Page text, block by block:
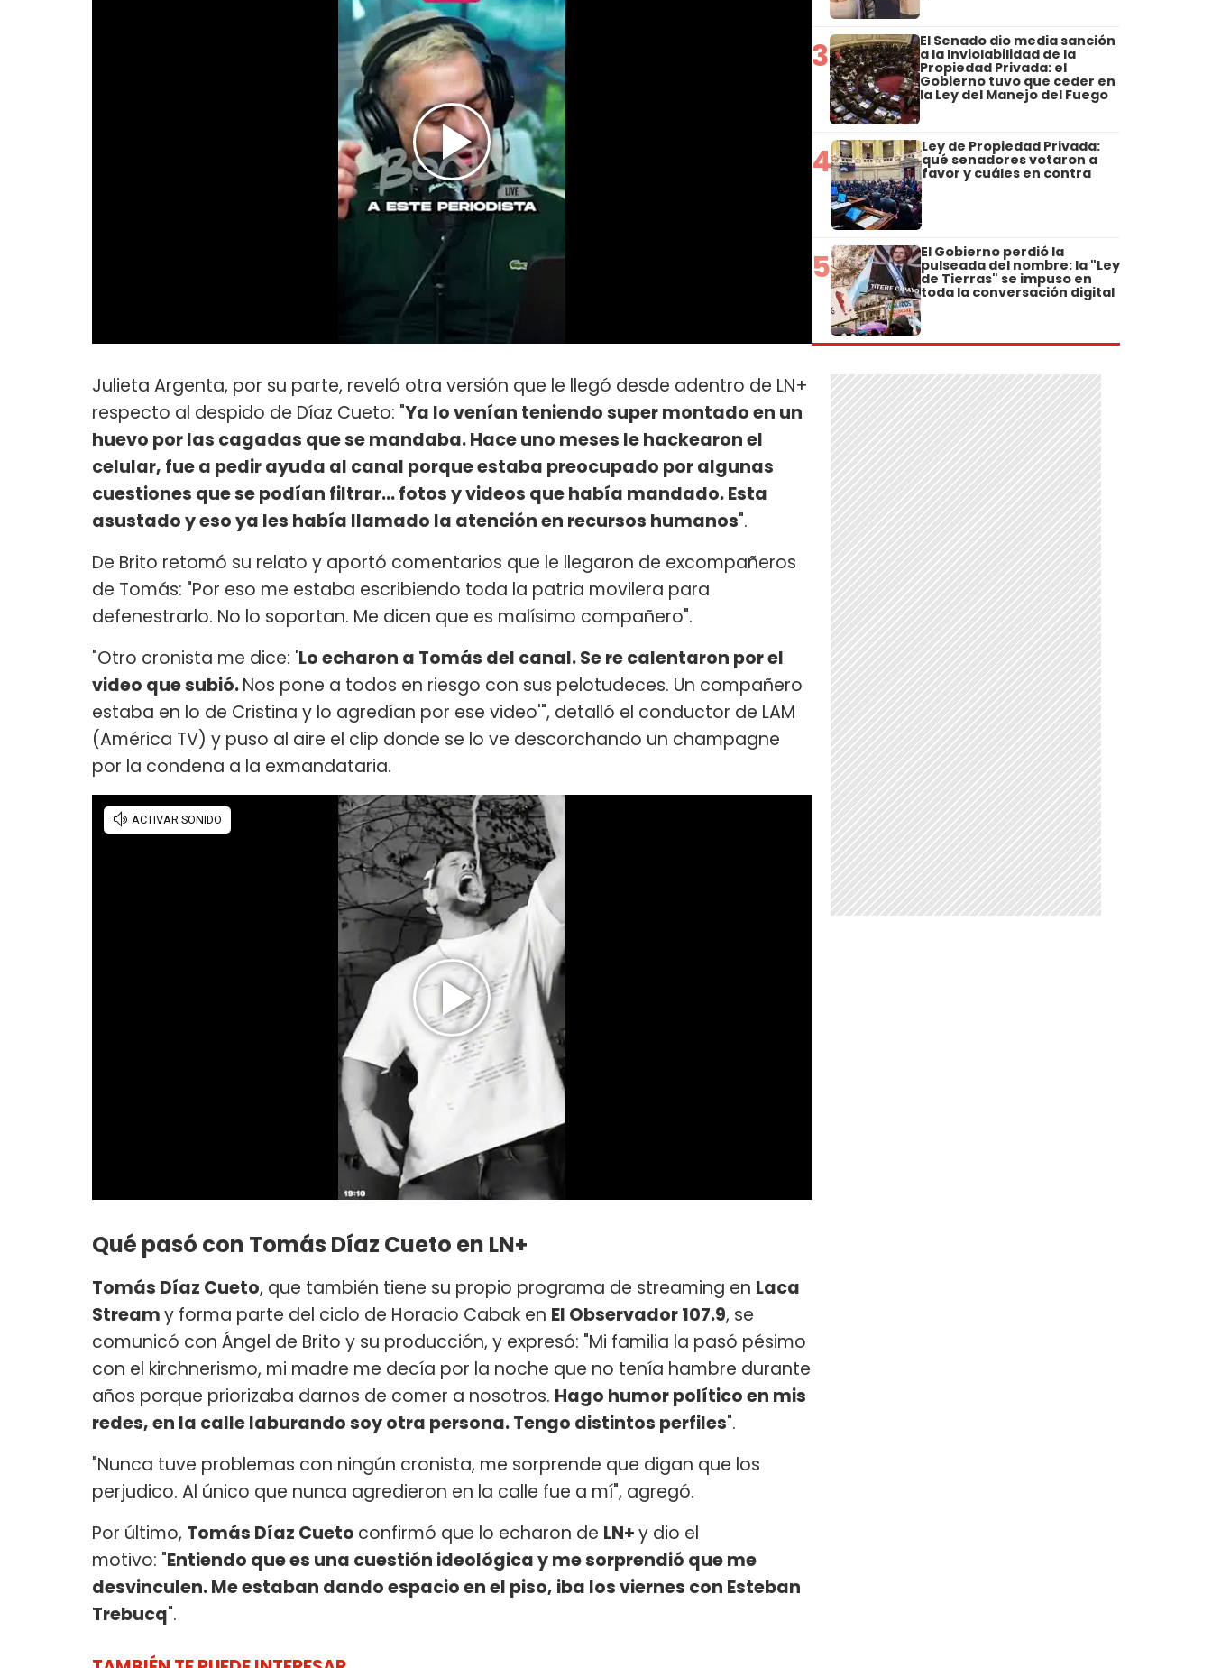
Julieta Argenta, por su parte, reveló otra versión que le llegó desde adentro de LN+
respecto al despido de Díaz Cueto: "Ya lo venían teniendo super montado en un
huevo por las cagadas que se mandaba. Hace uno meses le hackearon el
celular, fue a pedir ayuda al canal porque estaba preocupado por algunas
cuestiones que se podían filtrar... fotos y videos que había mandado. Esta
asustado y eso ya les había llamado la atención en recursos humanos".
De Brito retomó su relato y aportó comentarios que le llegaron de excompañeros
de Tomás: "Por eso me estaba escribiendo toda la patria movilera para
defenestrarlo. No lo soportan. Me dicen que es malísimo compañero".
"Otro cronista me dice: 'Lo echaron a Tomás del canal. Se re calentaron por el
video que subió.Nos pone a todos en riesgo con sus pelotudeces. Un compañero
estaba en lo de Cristina y lo agredían por ese video'", detalló el conductor de LAM
(América TV) y puso al aire el clip donde se lo ve descorchando un champagne
por la condena a la exmandataria.
Qué pasó con Tomás Díaz Cueto en LN+
Tomás Díaz Cueto, que también tiene su propio programa de streaming en Laca
Streamy forma parte del ciclo de Horacio Cabak en El Observador 107.9, se
comunicó con Ángel de Brito y su producción, y expresó: "Mi familia la pasó pésimo
con el kirchnerismo, mi madre me decía por la noche que no tenía hambre durante
años porque priorizaba darnos de comer a nosotros. Hago humor político en mis
redes, en la calle laburando soy otra persona. Tengo distintos perfiles".
"Nunca tuve problemas con ningún cronista, me sorprende que digan que los
perjudico. Al único que nunca agredieron en la calle fue a mí", agregó.
Por último, Tomás Díaz Cueto confirmó que lo echaron de LN+y dio el
motivo: "Entiendo que es una cuestión ideológica y me sorprendió que me
desvinculen. Me estaban dando espacio en el piso, iba los viernes con Esteban
Trebucq".
3 El Senado dio media sanción
a la Inviolabilidad de la
Propiedad Privada: el
Gobierno tuvo que ceder en
la Ley del Manejo del Fuego
4 Ley de Propiedad Privada:
qué senadores votaron a
favor y cuáles en contra
5 El Gobierno perdió la
pulseada del nombre: la "Ley
de Tierras" se impuso en
toda la conversación digital